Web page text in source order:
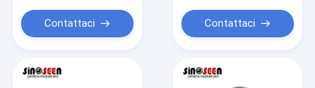
Contattaci Contattaci